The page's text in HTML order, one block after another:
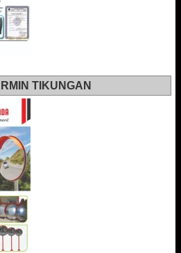
TIKUNGAN